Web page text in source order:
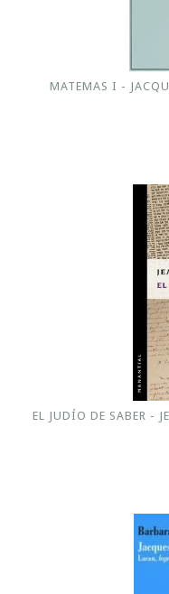
MATEMAS I -
EL JUDÍO DE SABER -